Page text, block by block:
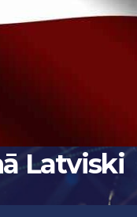
Latviski